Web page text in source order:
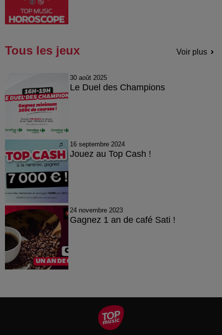
Tous les jeux Voir plus
30 août 2025
Le Duel des Champions
16 septembre 2024
Jouez au Top Cash !
24 novembre 2023
Gagnez 1 an de café Sati !